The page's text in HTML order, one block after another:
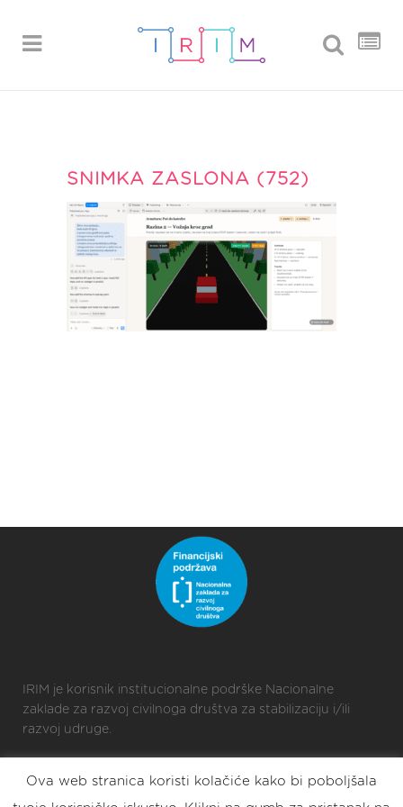
SNIMKA ZASLONA (752)
IRIM je korisnik institucionalne podrške Nacionalne
zaklade za razvoj civilnoga društva za stabilizaciju i/ili
razvoj udruge.
Ova web stranica koristi kolačiće kako bi poboljšala